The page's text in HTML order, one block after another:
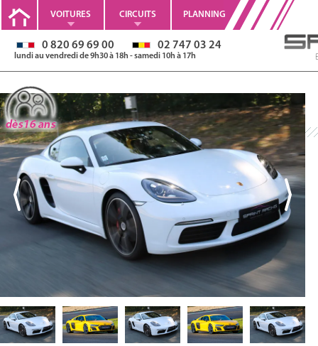
VOITURES CIRCUITS PLANNING
0 820 69 69 00 02 747 03 24
lundi au vendredi de 9h30 à 18h - samedi 10h à 17h